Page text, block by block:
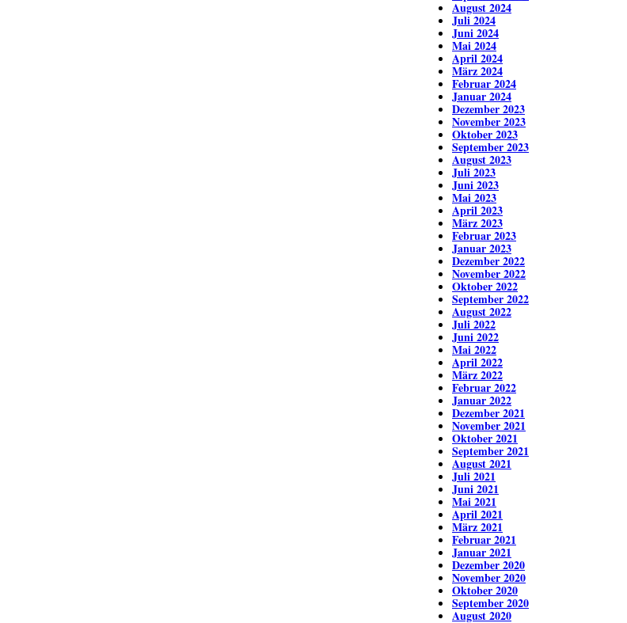
August 2024
Juli 2024
Juni 2024
Mai 2024
April 2024
März 2024
Februar 2024
Januar 2024
Dezember 2023
November 2023
Oktober 2023
September 2023
August 2023
Juli 2023
Juni 2023
Mai 2023
April 2023
März 2023
Februar 2023
Januar 2023
Dezember 2022
November 2022
Oktober 2022
September 2022
August 2022
Juli 2022
Juni 2022
Mai 2022
April 2022
März 2022
Februar 2022
Januar 2022
Dezember 2021
November 2021
Oktober 2021
September 2021
August 2021
Juli 2021
Juni 2021
Mai 2021
April 2021
März 2021
Februar 2021
Januar 2021
Dezember 2020
November 2020
Oktober 2020
September 2020
August 2020